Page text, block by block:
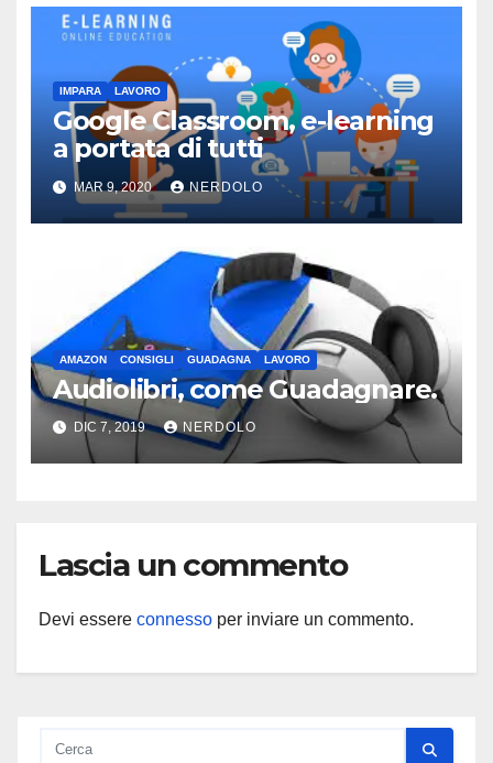
IMPARA LAVORO
Google Classroom, e-learning
a portata di tutti
MAR 9, 2020 NERDOLO
AMAZON CONSIGLI GUADAGNA LAVORO
Audiolibri, come Guadagnare.
DIC 7, 2019 NERDOLO
Lascia un commento
Devi essere connesso per inviare un commento.